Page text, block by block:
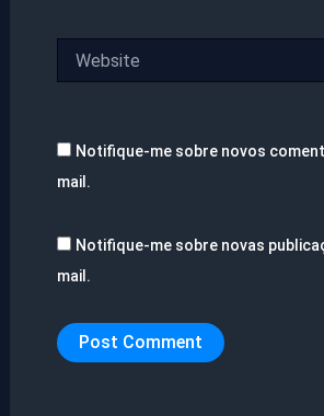
Notifique-me sobre novos
mail.
Notifique-me sobre novas
mail.